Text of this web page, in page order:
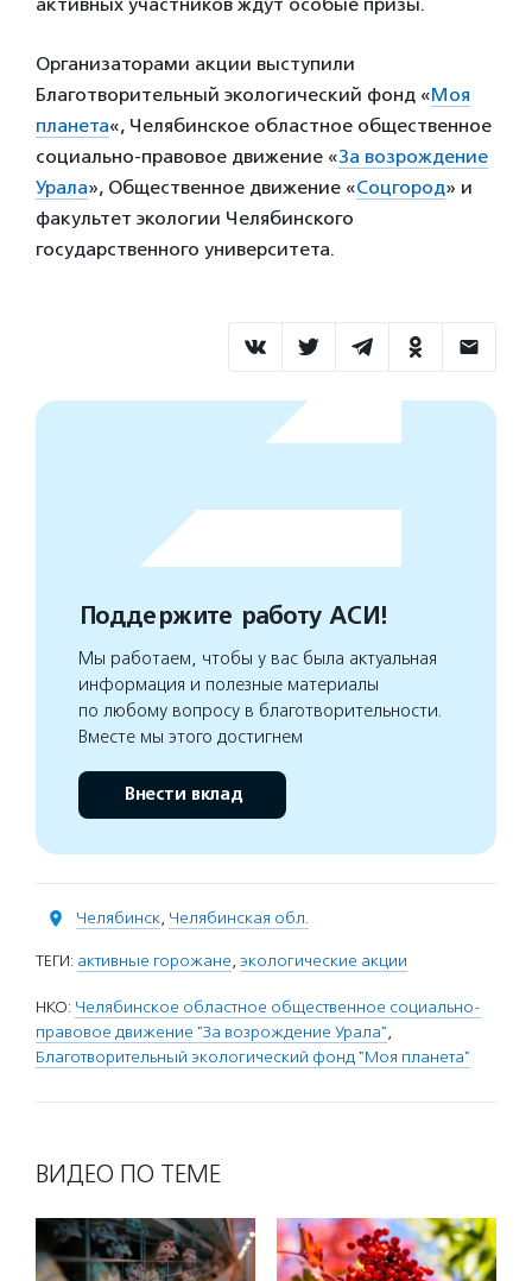
Организаторами акции выступили
Благотворительный экологический фонд «Моя
планета«, Челябинское областное общественное
социально-правовое движение «За возрождение
Урала», Общественное движение «Соцгород» и
факультет экологии Челябинского
государственного университета.
Поддержите работу АСИ!
Мы работаем, чтобы у вас была актуальная
информация и полезные материалы
по любому вопросу в благотворительности.
Вместе мы этого достигнем
Внести вклад
Челябинск, Челябинская обл.
ТЕГИ: активные горожане, экологические акции
НКО: Челябинское областное общественное социально-
правовое движение "За возрождение Урала",
Благотворительный экологический фонд "Моя планета"
ВИДЕО ПО ТЕМЕ